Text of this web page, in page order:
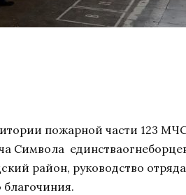
пожарной части 123
Символа
район, руководство